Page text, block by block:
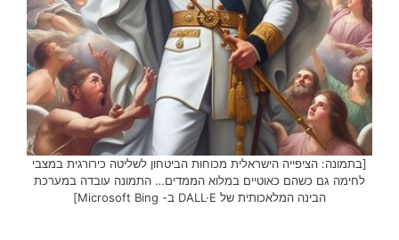
[בתמונה: הציפייה הישראלית מכוחות הביטחון לשליטה כירורגית במצבי
לחימה גם כשהם כאוטיים במלוא הממדים… התמונה עובדה במערכת
הבינה המלאכותית של DALL·E ב- Microsoft Bing]